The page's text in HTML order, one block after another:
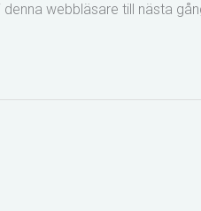
webbläsare till nästa